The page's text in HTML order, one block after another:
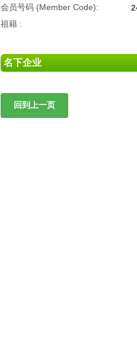
会员号码 (Member Code):
祖籍 :
名下企业